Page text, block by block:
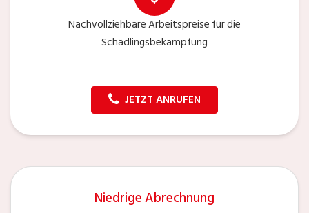
Nachvollziehbare Arbeitspreise für die
Schädlingsbekämpfung
JETZT ANRUFEN
Niedrige Abrechnung